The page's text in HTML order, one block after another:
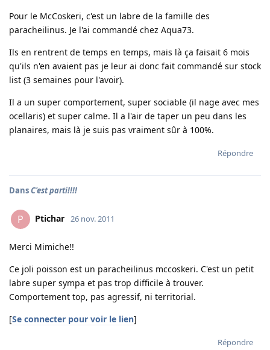
Pour le McCoskeri, c'est un labre de la famille des
paracheilinus. Je l'ai commandé chez Aqua73.
Ils en rentrent de temps en temps, mais là ça faisait 6 mois
qu'ils n'en avaient pas je leur ai donc fait commandé sur stock
list (3 semaines pour l'avoir).
Il a un super comportement, super sociable (il nage avec mes
ocellaris) et super calme. Il a l'air de taper un peu dans les
planaires, mais là je suis pas vraiment sûr à 100%.
Répondre
DansC'est parti!!!!
P Ptichar 26 nov. 2011
Merci Mimiche!!
Ce joli poisson est un paracheilinus mccoskeri. C'est un petit
labre super sympa et pas trop difficile à trouver.
Comportement top, pas agressif, ni territorial.
[Se connecter pour voir le lien]
Répondre